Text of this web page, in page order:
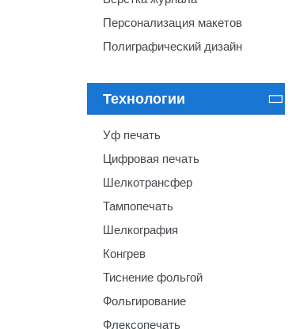
Персонализация макетов
Полиграфический дизайн
Технологии 
Уф печать
Цифровая печать
Шелкотрансфер
Тампопечать
Шелкография
Конгрев
Тиснение фольгой
Фольгирование
Флексопечать